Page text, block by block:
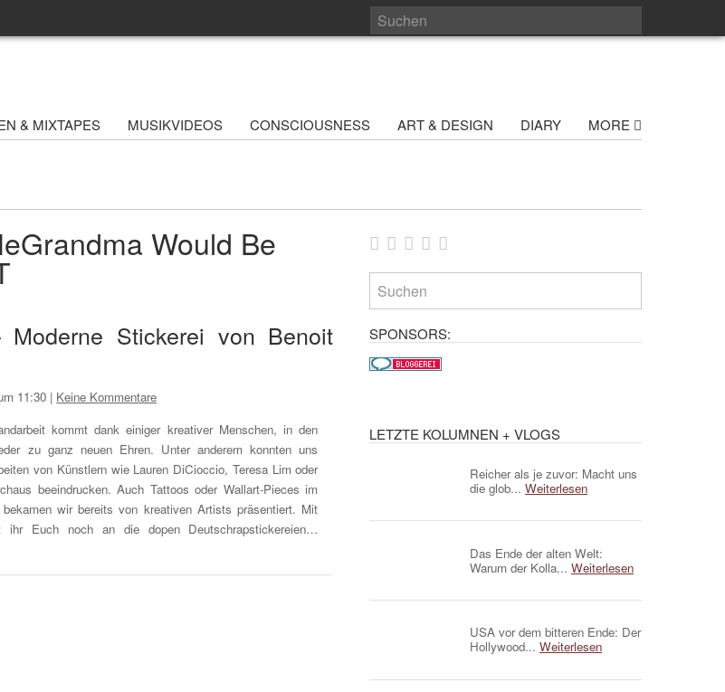
& MIXTAPES MUSIKVIDEOS CONSCIOUSNESS ART & DESIGN DIARY MORE
Would Be
Stickerei von Benoit
11:30 | Keine Kommentare
kommt dank einiger kreativer Menschen, in den
zu ganz neuen Ehren. Unter anderem konnten uns
von Künstlern wie Lauren DiCioccio, Teresa Lim oder
beeindrucken. Auch Tattoos oder Wallart-Pieces im
bekamen wir bereits von kreativen Artists präsentiert. Mit
ihr Euch noch an die dopen Deutschrapstickereien…
SPONSORS:
LETZTE KOLUMNEN + VLOGS
Reicher als je zuvor: Macht uns
die glob... Weiterlesen
Das Ende der alten Welt:
Warum der Kolla... Weiterlesen
USA vor dem bitteren Ende: Der
Hollywood... Weiterlesen